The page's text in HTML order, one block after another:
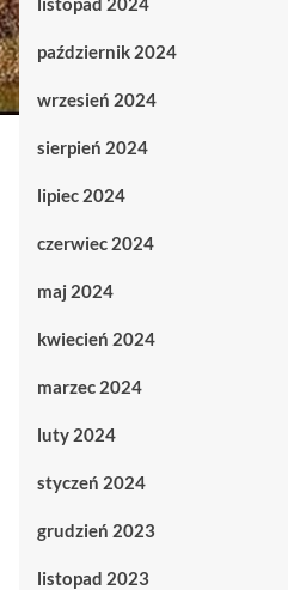
październik 2024
wrzesień 2024
sierpień 2024
lipiec 2024
czerwiec 2024
maj 2024
kwiecień 2024
marzec 2024
luty 2024
styczeń 2024
grudzień 2023
listopad 2023